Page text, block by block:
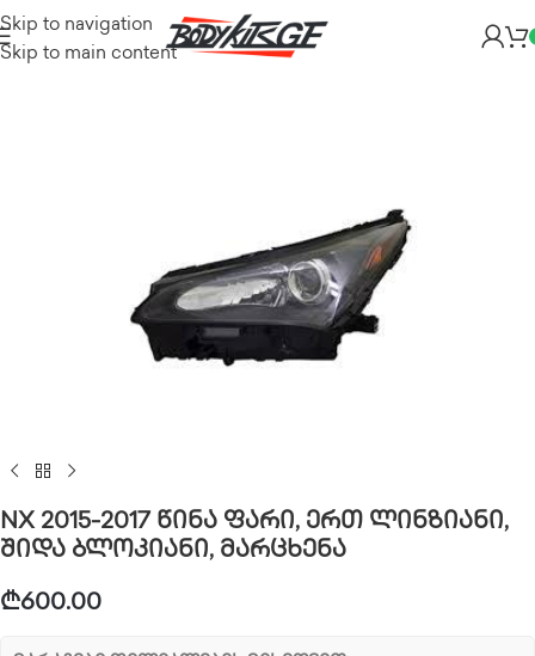
Skip to navigation
Skip to main content
NX 2015-2017 წინა ფარი, ერთ ლინზიანი,
შიდა ბლოკიანი, მარცხენა
₾600.00